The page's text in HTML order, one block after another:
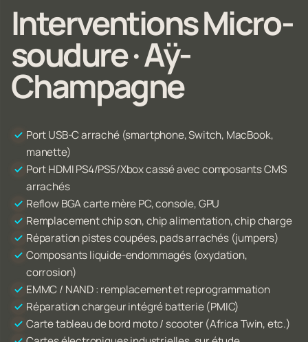
Interventions Micro-
soudure · Aÿ-
Champagne
Port USB-C arraché (smartphone, Switch, MacBook,
manette)
Port HDMI PS4/PS5/Xbox cassé avec composants CMS
arrachés
Reflow BGA carte mère PC, console, GPU
Remplacement chip son, chip alimentation, chip charge
Réparation pistes coupées, pads arrachés (jumpers)
Composants liquide-endommagés (oxydation,
corrosion)
EMMC / NAND : remplacement et reprogrammation
Réparation chargeur intégré batterie (PMIC)
Carte tableau de bord moto / scooter (Africa Twin, etc.)